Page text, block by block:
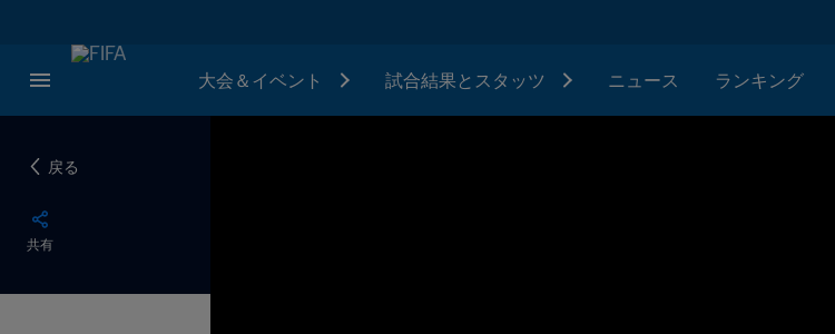
大会＆イベント 試合結果とスタッツ ニュース ランキング
戻る
共有